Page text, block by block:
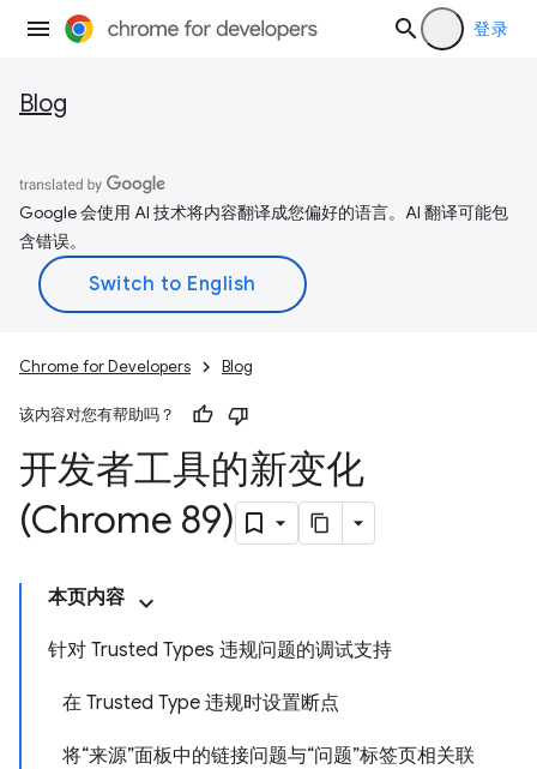
登录
Blog
Google 会使用 AI 技术将内容翻译成您偏好的语言。AI 翻译可能包
含错误。
Chrome for Developers Blog
该内容对您有帮助吗？
开发者工具的新变化
(Chrome 89)
本页内容
针对 Trusted Types 违规问题的调试支持
在 Trusted Type 违规时设置断点
将“来源”面板中的链接问题与“问题”标签页相关联